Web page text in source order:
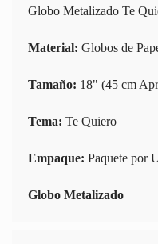
Globo Metalizado Te
Material: Globos de
Tamaño: 18" (45 cm
Tema: Te Quiero
Empaque: Paquete por
Globo Metalizado